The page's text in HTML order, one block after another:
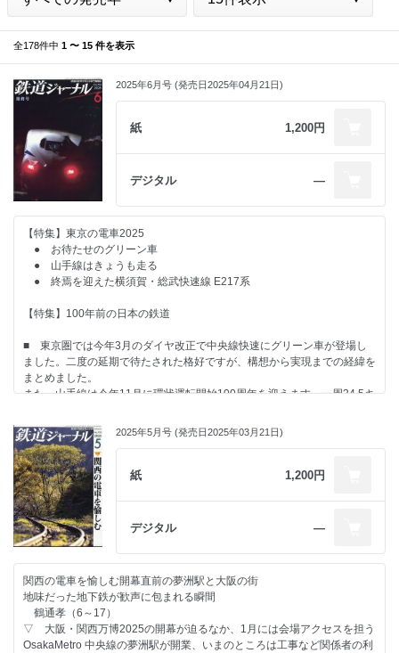
全178件中 1 〜 15 件を表示
2025年6月号 (発売日2025年04月21日)
紙 1,200円
デジタル ―
【特集】東京の電車2025
● お待たせのグリーン車
● 山手線はきょうも走る
● 終焉を迎えた横須賀・総武快速線 E217系
【特集】100年前の日本の鉄道
■ 東京圏では今年3月のダイヤ改正で中央線快速にグリーン車が登場し
ました。二度の延期で待たされた格好ですが、構想から実現までの経緯を
まとめました。
また、山手線は今年11月に環状運転開始100周年を迎えます。一周34.5キ
■ 100年前、すなわち1925年前後の時代は日本の鉄道が統一を果たし大
きな飛躍を遂げた時期にあたります。現在の日本の鉄道には、当時から続
くものが少なくありません。
この機に100年前の鉄道事情を振り返りました。
■ また、横須賀・総武快速線で長らく活躍してきたE217系電車の引退を
受け、ライバルといってもよい京急の快特2100形とともに改めて紹介し
ました。
2025年5月号 (発売日2025年03月21日)
紙 1,200円
デジタル ―
関西の電車を愉しむ開幕直前の夢洲駅と大阪の街
地味だった地下鉄が歓声に包まれる瞬間
鶴通孝（6～17）
▽ 大阪・関西万博2025の開幕が迫るなか、1月には会場アクセスを担う
OsakaMetro 中央線の夢洲駅が開業、いまのところは工事など関係者の利